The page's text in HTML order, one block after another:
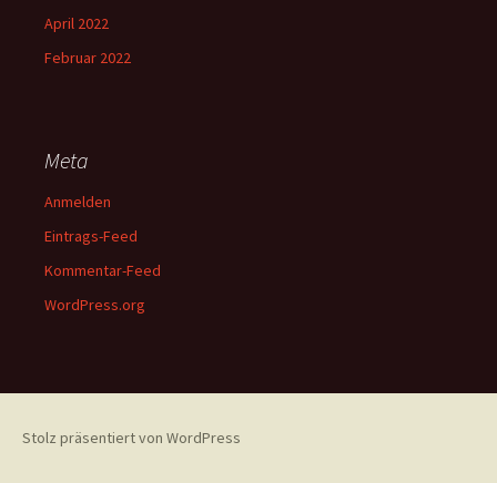
April 2022
Februar 2022
Meta
Anmelden
Eintrags-Feed
Kommentar-Feed
WordPress.org
Stolz präsentiert von WordPress